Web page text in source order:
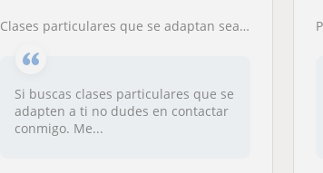
Clases particulares que se adaptan sea cual sea tú nivel.
Si buscas clases particulares que se
adapten a ti no dudes en contactar
conmigo. Me...